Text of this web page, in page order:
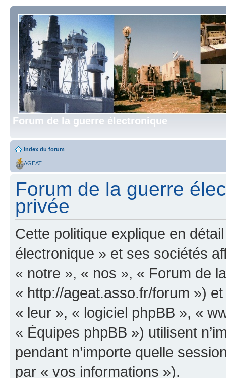
Forum de la guerre électronique
Index du forum
AGEAT
Forum de la guerre
privée
Cette politique explique en
électronique » et ses sociétés
« notre », « nos », « Forum de
« http://ageat.asso.fr/forum »)
« leur », « logiciel phpBB », «
« Équipes phpBB ») utilisent
pendant n’importe quelle
par « vos informations »).